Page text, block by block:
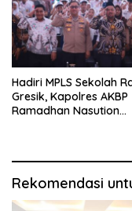
Hadiri MPLS Sekolah
Gresik, Kapolres AKBP
Ramadhan Nasution
Rekomendasi